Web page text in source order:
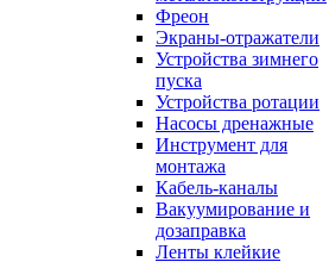
Фреон
Экраны-отражатели
Устройства зимнего
пуска
Устройства ротации
Насосы дренажные
Инструмент для
монтажа
Кабель-каналы
Вакуумирование и
дозаправка
Ленты клейкие